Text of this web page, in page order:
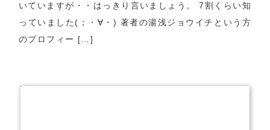
いていますが・・はっきり言いましょう。 7割くらい知
っていました(；・∀・) 著者の湯浅ジョウイチという方
のプロフィー […]